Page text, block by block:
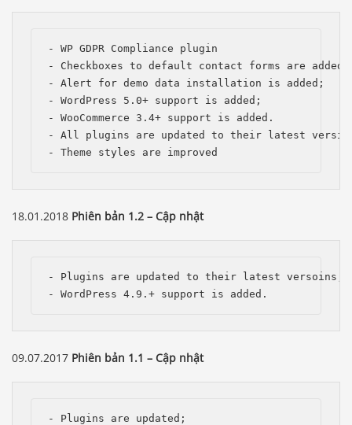
- WP GDPR Compliance plugin
- Checkboxes to default contact forms are added,
- Alert for demo data installation is added;
- WordPress 5.0+ support is added;
- WooCommerce 3.4+ support is added.
- All plugins are updated to their latest
- Theme styles are improved
18.01.2018 Phiên bản 1.2 – Cập nhật
- Plugins are updated to their latest versoins;
- WordPress 4.9.+ support is added.
09.07.2017 Phiên bản 1.1 – Cập nhật
- Plugins are updated;